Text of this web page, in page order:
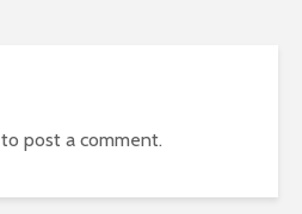
to post a comment.